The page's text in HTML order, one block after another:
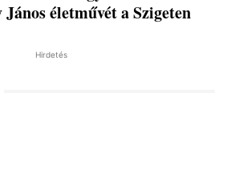
életművét a Szigeten
Hirdetés